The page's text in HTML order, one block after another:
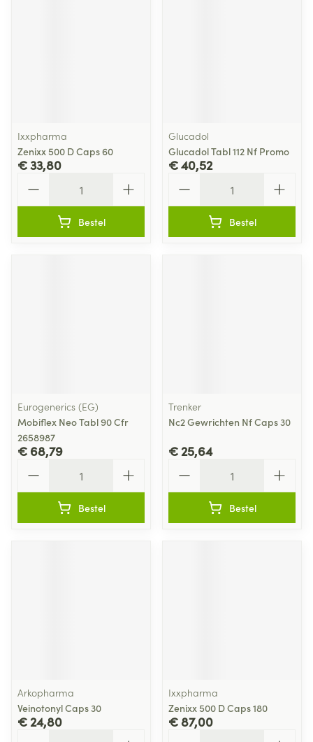
Ixxpharma
Zenixx 500 D Caps 60
€ 33,80
Bestel
Glucadol
Glucadol Tabl 112 Nf Promo
€ 40,52
Bestel
Eurogenerics (EG)
Mobiflex Neo Tabl 90 Cfr
2658987
€ 68,79
Bestel
Trenker
Nc2 Gewrichten Nf Caps 30
€ 25,64
Bestel
Arkopharma
Veinotonyl Caps 30
€ 24,80
Ixxpharma
Zenixx 500 D Caps 180
€ 87,00